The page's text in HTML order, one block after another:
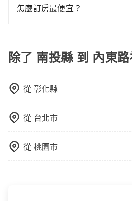
費60分鐘在轉乘與等車上，現在
車位，對於急著用車或者要載其
就顯得非常不便。
試算即真實價格，免去來回電話
10人以上巴士，請來信洽詢。
需行程的公里數及車型而有所不
怎麼訂房最便宜？
地區、價位、人數、特殊需求來
型，更重要的是通常價格是官網
饋或未來換取免費的住房。台灣
Expedia.com、Trip.com等。正
完後預定就完成，事先不用電話
告知付款完畢，一切都能在網路
或規模較小的飯店，有可能再多
除了 南投縣 到 內東
從彰化縣
從 台北市
從桃園市